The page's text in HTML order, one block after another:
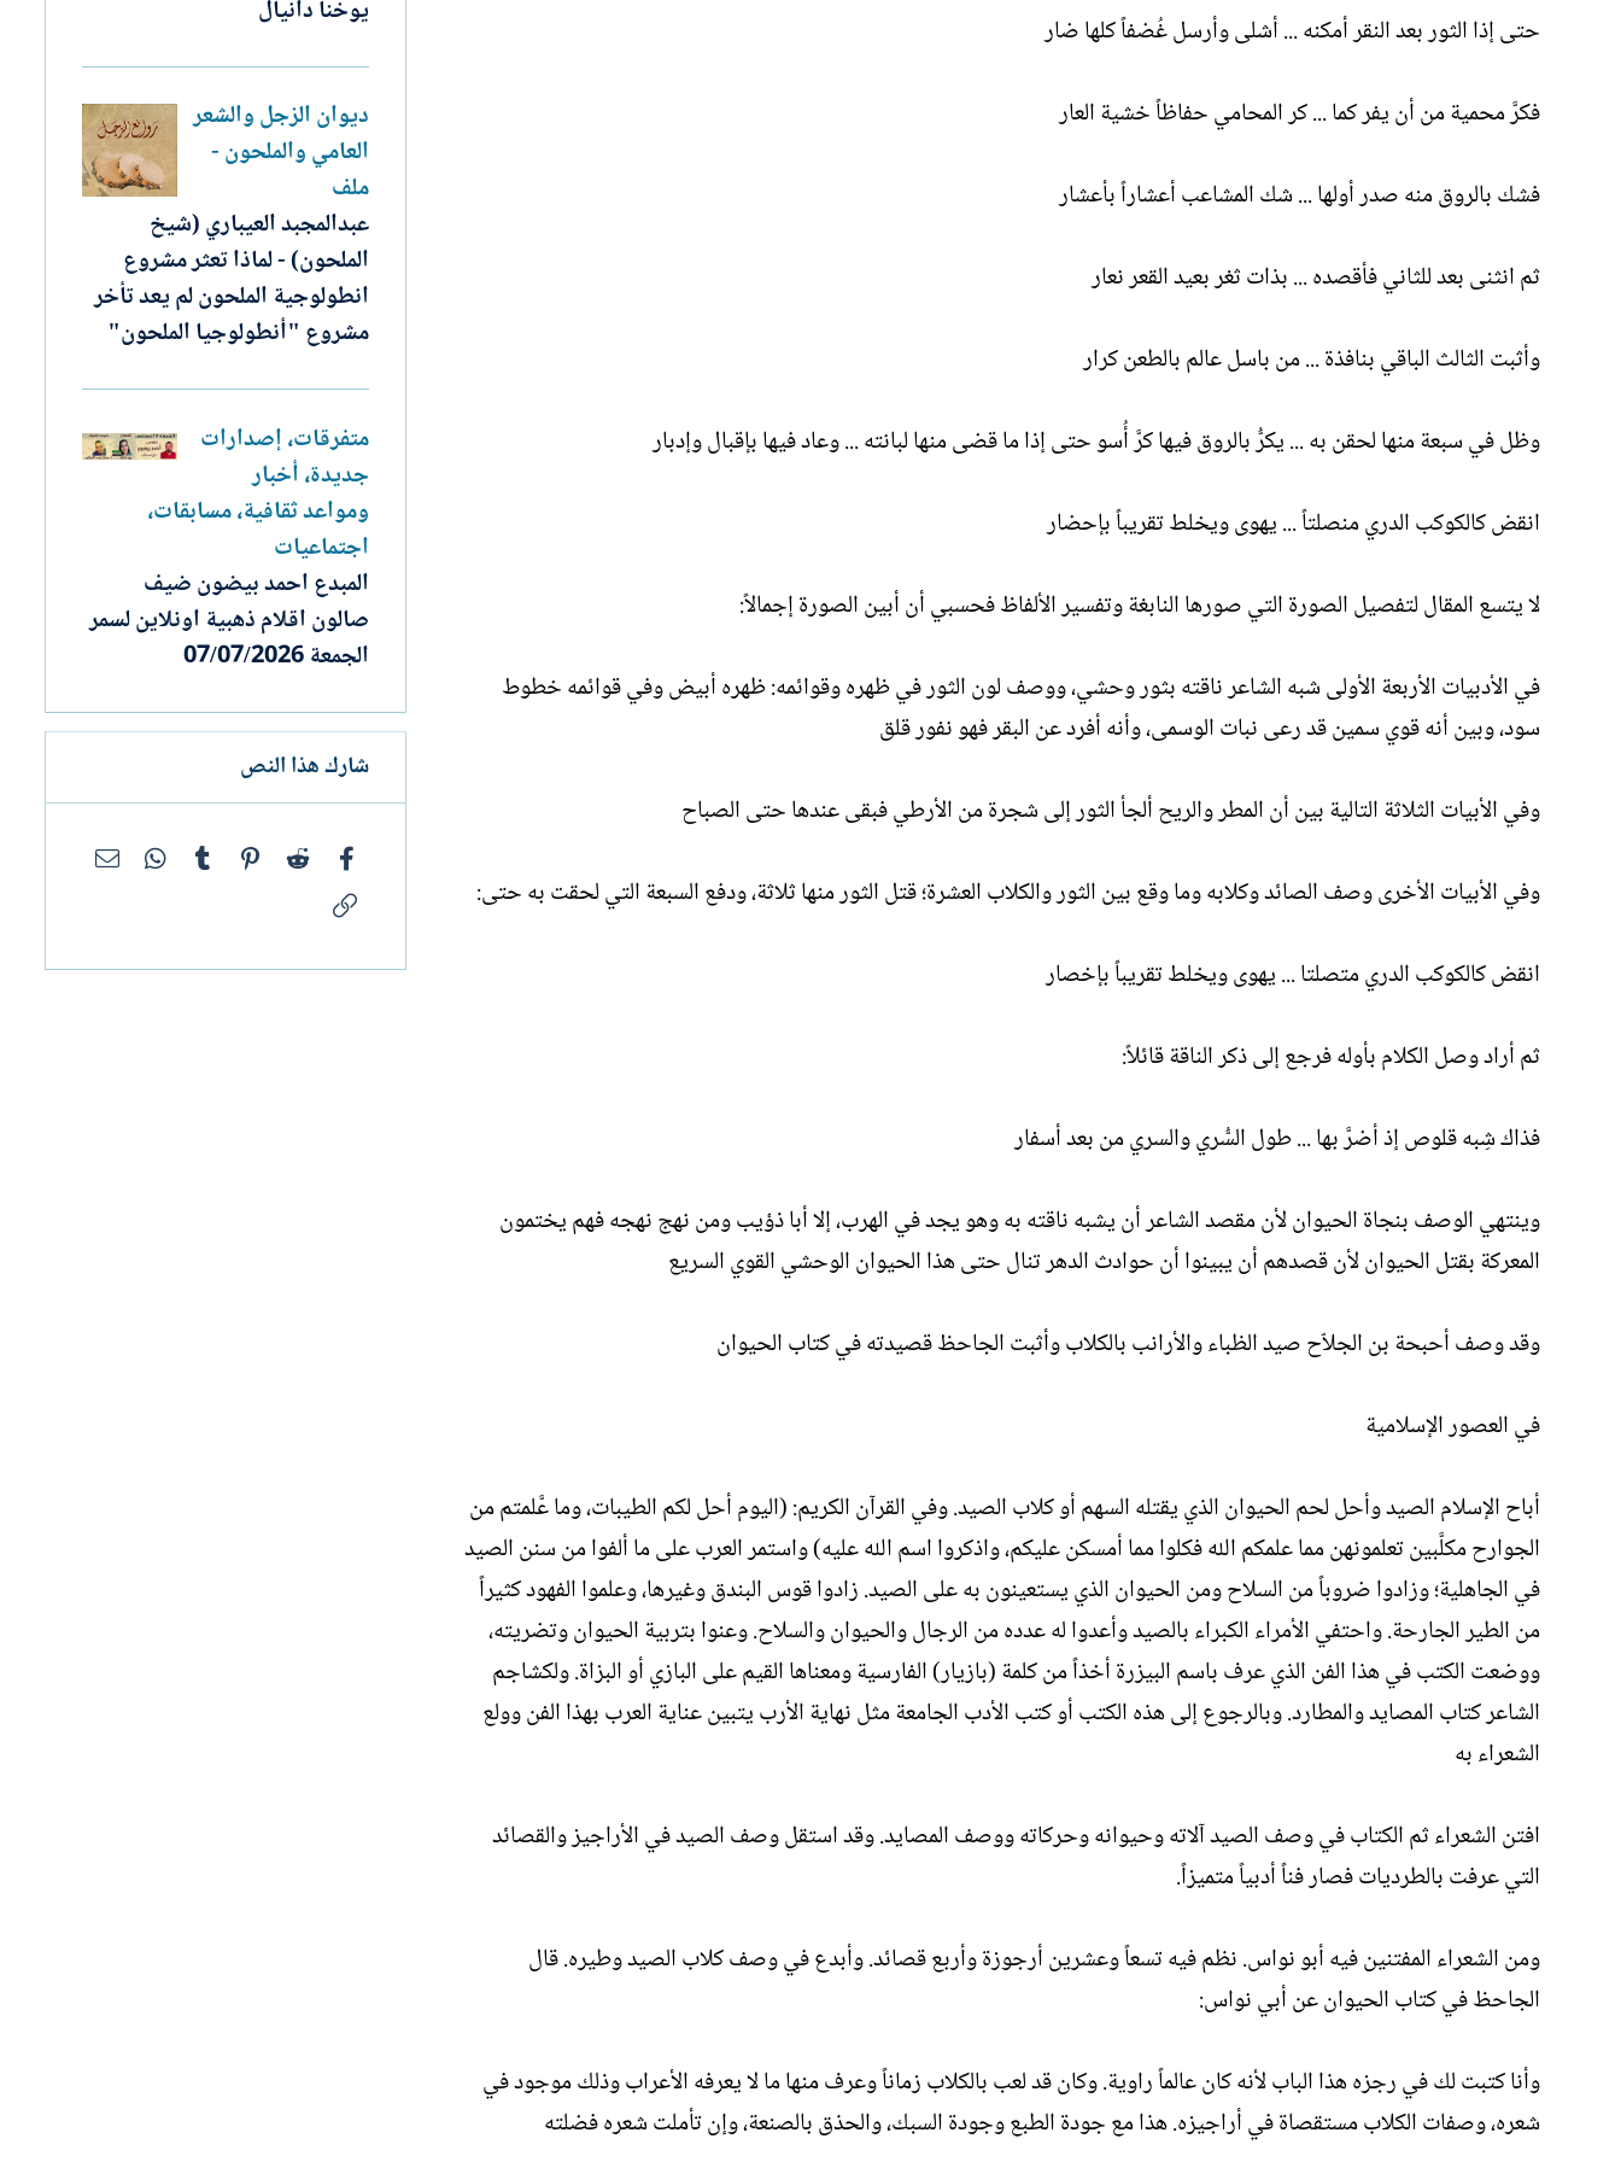
حتى إذا الثور بعد النقر أمكنه ... أشلى وأرسل غُضفاً كلها ضار
فكرَّ محمية من أن يفر كما ... كر المحامي حفاظاً خشية العار
فشك بالروق منه صدر أولها ... شك المشاعب أعشاراً بأعشار
ثم انثنى بعد للثاني فأقصده ... بذات ثغر بعيد القعر نعار
وأثبت الثالث الباقي بنافذة ... من باسل عالم بالطعن كرار
وظل في سبعة منها لحقن به ... يكرُّ بالروق فيها كرَّ أُسو حتى إذا ما قضى منها لبانته ... وعاد فيها بإقبال وإدبار
انقض كالكوكب الدري منصلتاً ... يهوى ويخلط تقريباً بإحضار
لا يتسع المقال لتفصيل الصورة التي صورها النابغة وتفسير الألفاظ فحسبي أن أبين الصورة إجمالاً:
في الأدبيات الأربعة الأولى شبه الشاعر ناقته بثور وحشي، ووصف لون الثور في ظهره وقوائمه: ظهره أبيض وفي قوائمه خطوط
سود، وبين أنه قوي سمين قد رعى نبات الوسمى، وأنه أفرد عن البقر فهو نفور قلق
وفي الأبيات الثلاثة التالية بين أن المطر والريح ألجأ الثور إلى شجرة من الأرطي فبقى عندها حتى الصباح
وفي الأبيات الأخرى وصف الصائد وكلابه وما وقع بين الثور والكلاب العشرة؛ قتل الثور منها ثلاثة، ودفع السبعة التي لحقت به حتى:
انقض كالكوكب الدري متصلتا ... يهوى ويخلط تقريباً بإخصار
ثم أراد وصل الكلام بأوله فرجع إلى ذكر الناقة قائلاً:
فذاك شِبه قلوص إذ أضرَّ بها ... طول السُّري والسري من بعد أسفار
وينتهي الوصف بنجاة الحيوان لأن مقصد الشاعر أن يشبه ناقته به وهو يجد في الهرب، إلا أبا ذؤيب ومن نهج نهجه فهم يختمون
المعركة بقتل الحيوان لأن قصدهم أن يبينوا أن حوادث الدهر تنال حتى هذا الحيوان الوحشي القوي السريع
وقد وصف أحبحة بن الجلاّح صيد الظباء والأرانب بالكلاب وأثبت الجاحظ قصيدته في كتاب الحيوان
في العصور الإسلامية
أباح الإسلام الصيد وأحل لحم الحيوان الذي يقتله السهم أو كلاب الصيد. وفي القرآن الكريم: (اليوم أحل لكم الطيبات، وما عَّلمتم من
الجوارح مكلَّبين تعلمونهن مما علمكم الله فكلوا مما أمسكن عليكم، واذكروا اسم الله عليه) واستمر العرب على ما ألفوا من سنن الصيد
في الجاهلية؛ وزادوا ضروباً من السلاح ومن الحيوان الذي يستعينون به على الصيد. زادوا قوس البندق وغيرها، وعلموا الفهود كثيراً
من الطير الجارحة. واحتفي الأمراء الكبراء بالصيد وأعدوا له عدده من الرجال والحيوان والسلاح. وعنوا بتربية الحيوان وتضريته،
ووضعت الكتب في هذا الفن الذي عرف باسم البيزرة أخذاً من كلمة (بازيار) الفارسية ومعناها القيم على البازي أو البزاة. ولكشاجم
الشاعر كتاب المصايد والمطارد. وبالرجوع إلى هذه الكتب أو كتب الأدب الجامعة مثل نهاية الأرب يتبين عناية العرب بهذا الفن وولع
الشعراء به
افتن الشعراء ثم الكتاب في وصف الصيد آلاته وحيوانه وحركاته ووصف المصايد. وقد استقل وصف الصيد في الأراجيز والقصائد
التي عرفت بالطرديات فصار فناً أدبياً متميزاً.
ومن الشعراء المفتنين فيه أبو نواس. نظم فيه تسعاً وعشرين أرجوزة وأربع قصائد. وأبدع في وصف كلاب الصيد وطيره. قال
الجاحظ في كتاب الحيوان عن أبي نواس:
وأنا كتبت لك في رجزه هذا الباب لأنه كان عالماً راوية. وكان قد لعب بالكلاب زماناً وعرف منها ما لا يعرفه الأعراب وذلك موجود في
شعره، وصفات الكلاب مستقصاة في أراجيزه. هذا مع جودة الطبع وجودة السبك، والحذق بالصنعة، وإن تأملت شعره فضلته
يوخنا دانيال
ديوان الزجل والشعر
العامي والملحون -
ملف
عبدالمجبد العيباري (شيخ
الملحون) - لماذا تعثر مشروع
انطولوجية الملحون لم يعد تأخر
مشروع "أنطولوجيا الملحون"
متفرقات، إصدارات
جديدة، أخبار
ومواعد ثقافية، مسابقات،
اجتماعيات
المبدع احمد بيضون ضيف
صالون اقلام ذهبية اونلاين لسمر
الجمعة 07/07/2026
شارك هذا النص
فيسبوك Reddit
Pinterest
Tumblr
WhatsApp